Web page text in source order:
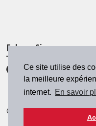
Ce site utilise des
la meilleure
internet. En savoir
Folgen Sie uns
© 2026 SZH/CSPS|